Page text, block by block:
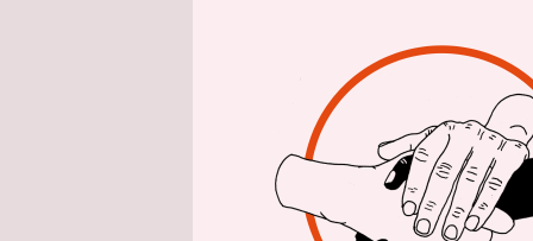
Indiens
Jammu
zugleich
Pakistan
gegen